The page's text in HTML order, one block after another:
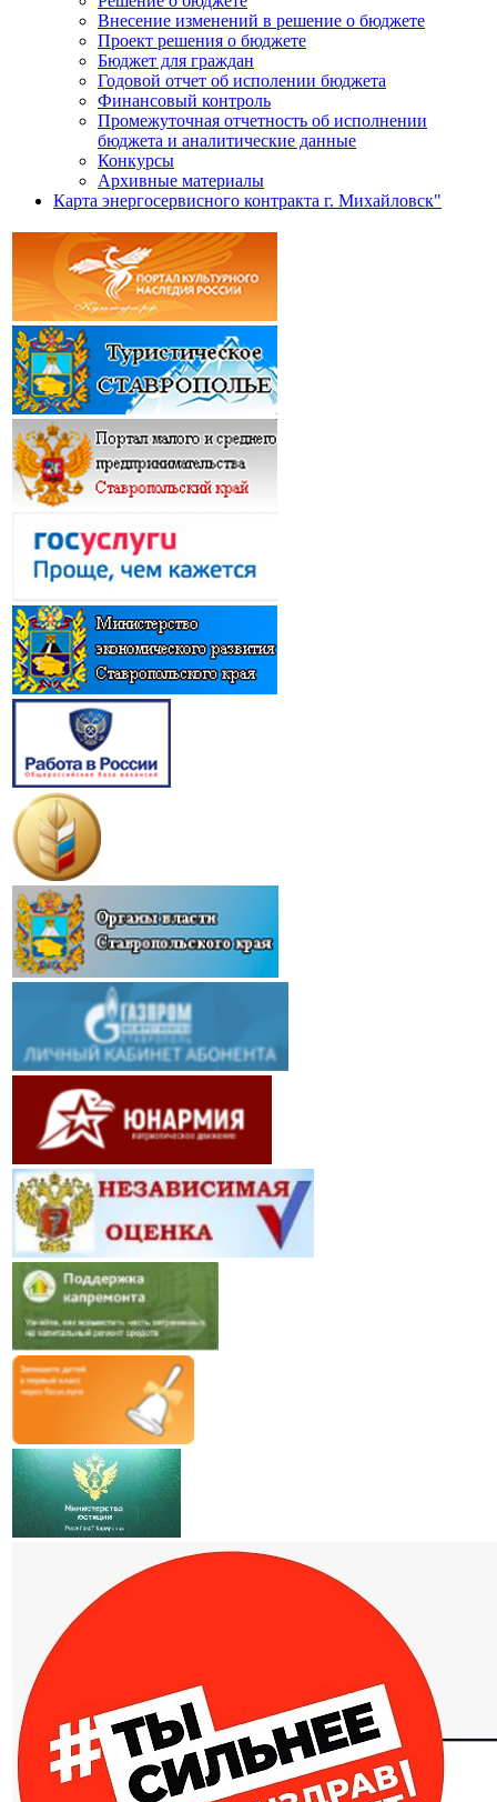
Внесение изменений в решение о бюджете
Проект решения о бюджете
Бюджет для граждан
Годовой отчет об исполении бюджета
Финансовый контроль
Промежуточная отчетность об исполнении
бюджета и аналитические данные
Конкурсы
Архивные материалы
Карта энергосервисного контракта г. Михайловск"